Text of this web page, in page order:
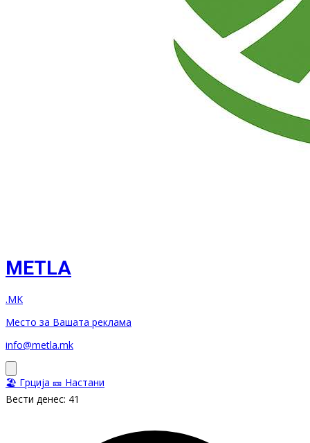
METLA
.MK
Место за Вашата реклама
info@metla.mk
🏖️ Грција 🎫 Настани
Вести денес: 41